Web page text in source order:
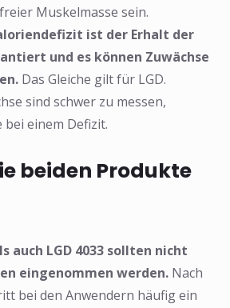
Muskelmasse sein.
ist der Erhalt der
und es können Zuwächse
Das Gleiche gilt für LGD.
sind schwer zu messen,
einem Defizit.
beiden Produkte
auch LGD 4033 sollten nicht
eingenommen werden. Nach
bei den Anwendern häufig ein